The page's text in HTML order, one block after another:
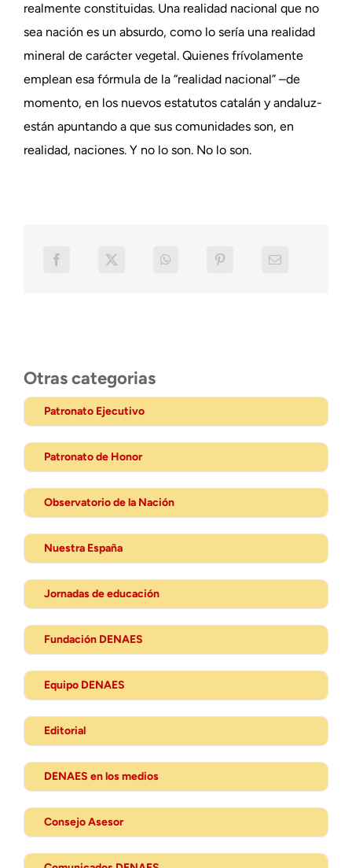
realmente constituidas. Una realidad nacional que no
sea nación es un absurdo, como lo sería una realidad
mineral de carácter vegetal. Quienes frívolamente
emplean esa fórmula de la “realidad nacional” –de
momento, en los nuevos estatutos catalán y andaluz-
están apuntando a que sus comunidades son, en
realidad, naciones. Y no lo son. No lo son.
Otras categorias
Patronato Ejecutivo
Patronato de Honor
Observatorio de la Nación
Nuestra España
Jornadas de educación
Fundación DENAES
Equipo DENAES
Editorial
DENAES en los medios
Consejo Asesor